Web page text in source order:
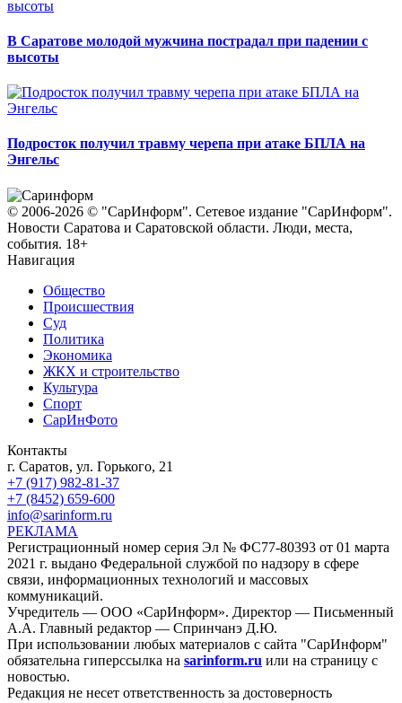
В Саратове молодой мужчина пострадал при падении с
высоты
Подросток получил травму черепа при атаке БПЛА на
Энгельс
© 2006-2026 © "СарИнформ". Сетевое издание "СарИнформ".
Новости Саратова и Саратовской области. Люди, места,
события. 18+
Навигация
Общество
Происшествия
Суд
Политика
Экономика
ЖКХ и строительство
Культура
Спорт
СарИнФото
Контакты
г. Саратов, ул. Горького, 21
+7 (917) 982-81-37
+7 (8452) 659-600
info@sarinform.ru
РЕКЛАМА
Регистрационный номер серия Эл № ФС77-80393 от 01 марта
2021 г. выдано Федеральной службой по надзору в сфере
связи, информационных технологий и массовых
коммуникаций.
Учредитель — ООО «СарИнформ». Директор — Письменный
А.А. Главный редактор — Спринчанэ Д.Ю.
При использовании любых материалов с сайта "СарИнформ"
обязательна гиперссылка на sarinform.ru или на страницу с
новостью.
Редакция не несет ответственность за достоверность